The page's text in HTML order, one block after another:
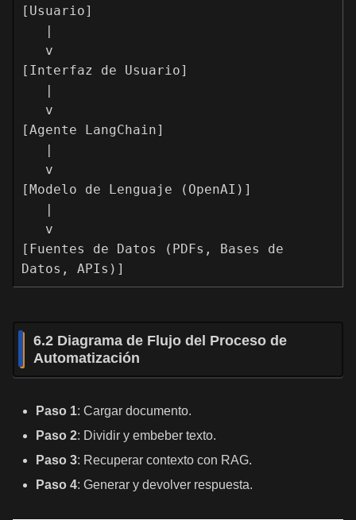
[Usuario]
[Interfaz de Usuario]
[Agente LangChain]
[Modelo de Lenguaje (OpenAI)]
[Fuentes de Datos (PDFs, Bases de
6.2 Diagrama de Flujo del Proceso de
Automatización
Paso 1: Cargar documento.
Paso 2: Dividir y embeber texto.
Paso 3: Recuperar contexto con RAG.
Paso 4: Generar y devolver respuesta.